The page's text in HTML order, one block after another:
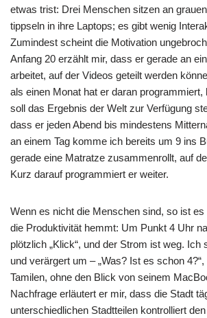
etwas trist: Drei Menschen sitzen an
tippseln in ihre Laptops; es gibt wenig
Zumindest scheint die Motivation
Anfang 20 erzählt mir, dass er gerade an
arbeitet, auf der Videos geteilt werden
als einen Monat hat er daran
soll das Ergebnis der Welt zur Verfügung
dass er jeden Abend bis mindestens
an einem Tag komme ich bereits um 9 ins
gerade eine Matratze zusammenrollt, auf
Kurz darauf programmiert er weiter.
Wenn es nicht die Menschen sind, so ist
die Produktivität hemmt: Um Punkt 4 Uhr
plötzlich „Klick“, und der Strom ist weg. Ich
und verärgert um – „Was? Ist es schon
Tamilen, ohne den Blick von seinem
Nachfrage erläutert er mir, dass die Stadt
unterschiedlichen Stadtteilen kontrolliert